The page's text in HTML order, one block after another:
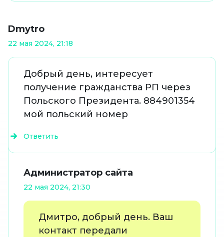
Dmytro
22 мая 2024, 21:18
Добрый день, интересует
получение гражданства РП через
Польского Президента. 884901354
мой польский номер
Ответить
Администратор сайта
22 мая 2024, 21:30
Дмитро, добрый день. Ваш
контакт передали